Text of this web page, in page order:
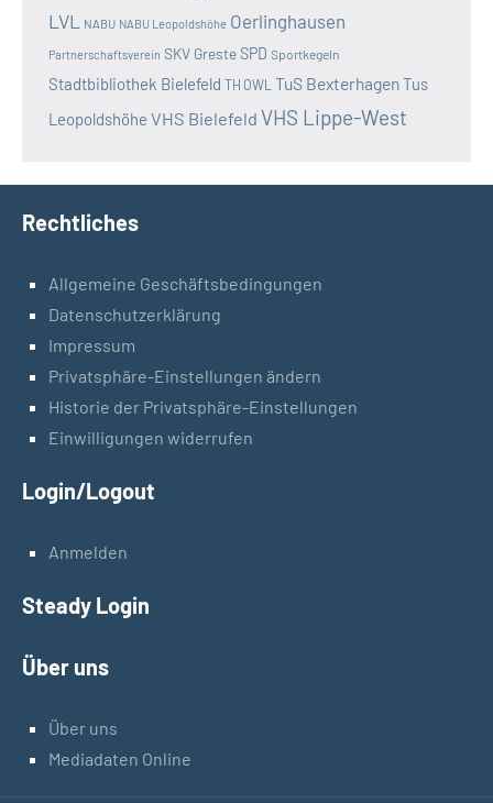
LVL NABU NABU Leopoldshöhe Oerlinghausen
Partnerschaftsverein SKV GresteSPD Sportkegeln
Stadtbibliothek Bielefeld TH OWL TuS BexterhagenTus
Leopoldshöhe VHS Bielefeld VHS Lippe-West
Rechtliches
Allgemeine Geschäftsbedingungen
Datenschutzerklärung
Impressum
Privatsphäre-Einstellungen ändern
Historie der Privatsphäre-Einstellungen
Einwilligungen widerrufen
Login/Logout
Anmelden
Steady Login
Über uns
Über uns
Mediadaten Online